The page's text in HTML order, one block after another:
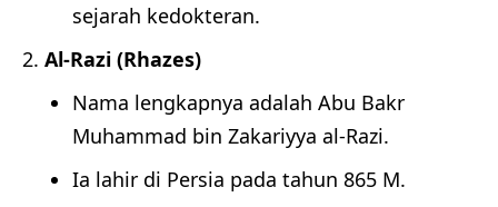
sejarah kedokteran.
Al-Razi (Rhazes)
Nama lengkapnya adalah Abu Bakr
Muhammad bin Zakariyya al-Razi.
Ia lahir di Persia pada tahun 865 M.